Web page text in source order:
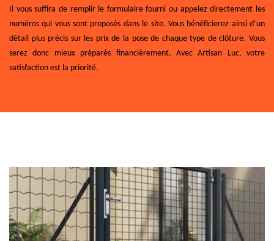
Il vous suffira de remplir le formulaire fourni ou appelez directement les
numéros qui vous sont proposés dans le site. Vous bénéficierez ainsi d’un
détail plus précis sur les prix de la pose de chaque type de clôture. Vous
serez donc mieux préparés financièrement. Avec Artisan Luc, votre
satisfaction est la priorité.